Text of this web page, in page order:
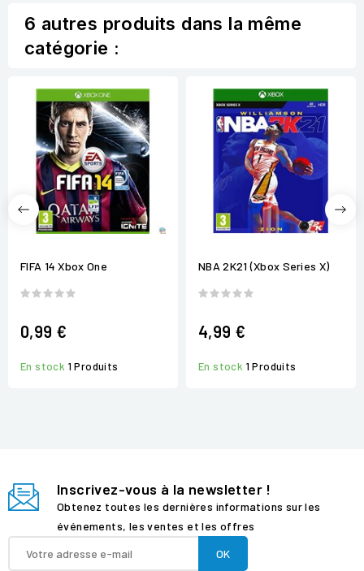
6 autres produits dans la même
catégorie :
FIFA 14 Xbox One
0,99 €
En stock 1 Produits
NBA 2K21 (Xbox Series X)
4,99 €
En stock 1 Produits
Inscrivez-vous à la newsletter !
Obtenez toutes les dernières informations sur les
événements, les ventes et les offres